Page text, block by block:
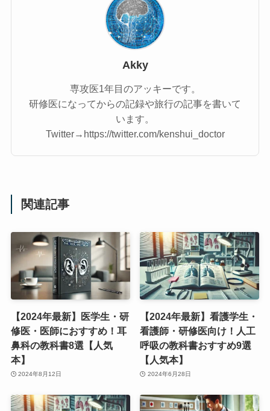
Akky
専攻医1年目のアッキーです。
研修医になってからの記録や旅行の記事を書いて
います。
Twitter→https://twitter.com/kenshui_doctor
関連記事
【2024年最新】医学生・研
修医・医師におすすめ！耳
鼻科の教科書8選【人気
本】
2024年8月12日
【2024年最新】看護学生・
看護師・研修医向け！人工
呼吸の教科書おすすめ9選
【人気本】
2024年6月28日